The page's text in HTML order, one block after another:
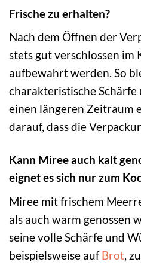
Frische zu erhalten?
Nach dem Öffnen der
stets gut verschlossen im
aufbewahrt werden. So
charakteristische Schärfe
einen längeren Zeitraum
darauf, dass die
Kann Miree auch kalt
eignet es sich nur zum
Miree mit frischem
als auch warm genossen
seine volle Schärfe und
beispielsweise aufBrot,